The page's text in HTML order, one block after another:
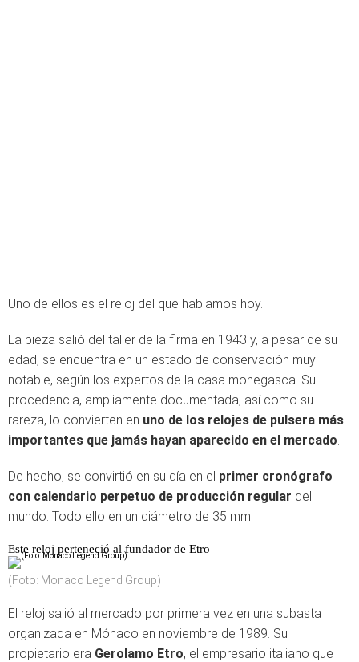
Uno de ellos es el reloj del que hablamos hoy.
La pieza salió del taller de la firma en 1943 y, a pesar de su
edad, se encuentra en un estado de conservación muy
notable, según los expertos de la casa monegasca. Su
procedencia, ampliamente documentada, así como su
rareza, lo convierten en uno de los relojes de pulsera más
importantes que jamás hayan aparecido en el mercado.
De hecho, se convirtió en su día en el primer cronógrafo
con calendario perpetuo de producción regular del
mundo. Todo ello en un diámetro de 35 mm.
Este reloj perteneció al fundador de Etro
(Foto: Monaco Legend Group)
El reloj salió al mercado por primera vez en una subasta
organizada en Mónaco en noviembre de 1989. Su
propietario era Gerolamo Etro, el empresario italiano que